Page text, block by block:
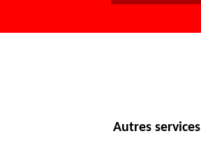
Autres services